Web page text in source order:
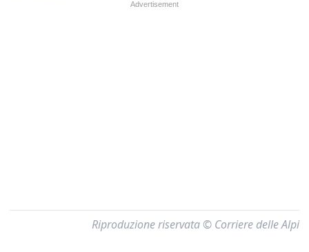
Riproduzione riservata © Corriere delle Alpi